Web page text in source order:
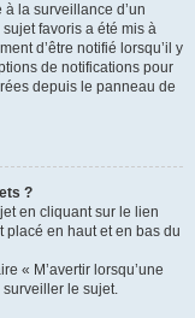
la surveillance d’un
favoris a été mis à
d’être notifié lorsqu’il y
de notifications pour
depuis le panneau de
?
en cliquant sur le lien
placé en haut et en bas du
« M’avertir lorsqu’une
le sujet.